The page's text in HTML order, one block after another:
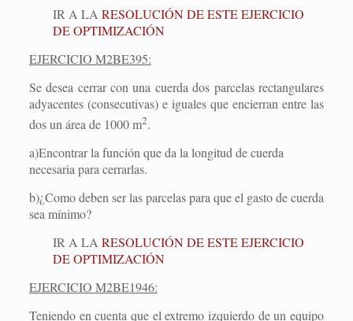
IR A LA RESOLUCIÓN DE ESTE EJERCICIO
DE OPTIMIZACIÓN
EJERCICIO M2BE395:
Se desea cerrar con una cuerda dos parcelas rectangulares
adyacentes (consecutivas) e iguales que encierran entre las
dos un área de 1000 m2.
a)Encontrar la función que da la longitud de cuerda
necesaria para cerrarlas.
b)¿Como deben ser las parcelas para que el gasto de cuerda
sea mínimo?
IR A LA RESOLUCIÓN DE ESTE EJERCICIO
DE OPTIMIZACIÓN
EJERCICIO M2BE1946:
Teniendo en cuenta que el extremo izquierdo de un equipo